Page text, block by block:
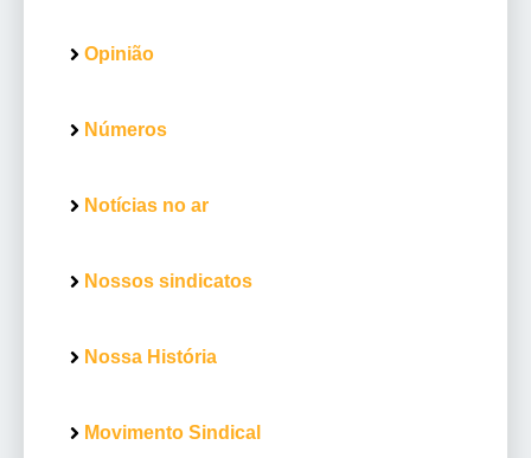
Opinião
Números
Notícias no ar
Nossos sindicatos
Nossa História
Movimento Sindical